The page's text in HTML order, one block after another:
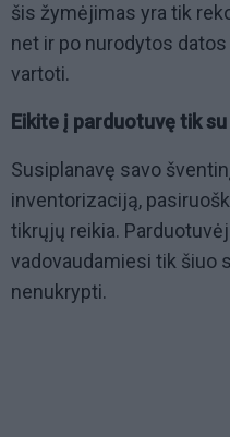
šis žymėjimas yra tik
net ir po nurodytos
vartoti.
Eikite į parduotuvę tik
Susiplanavę savo
inventorizaciją,
tikrųjų reikia.
vadovaudamiesi tik šiuo
nenukrypti.